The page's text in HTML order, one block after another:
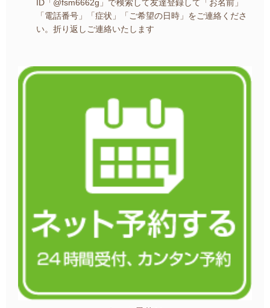
ID「@fsm6662g」で検索して友達登録して
「お名前」
「電話番号」「症状」「ご希望の日時」をご連絡くださ
い。 折り返しご連絡いたします